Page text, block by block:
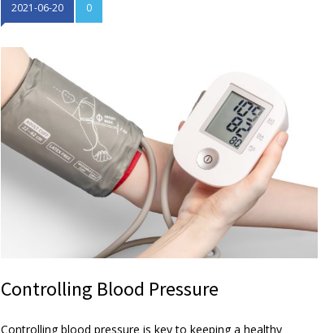
2021-06-20 0
Controlling Blood Pressure
Controlling blood pressure is key to keeping a healthy